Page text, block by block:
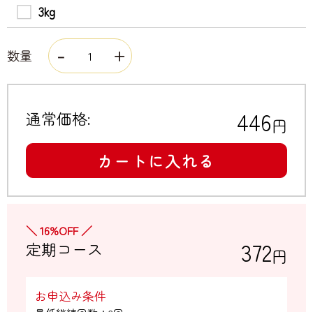
3kg
数量
通常価格: 446円
カートに入れる
＼ 16%OFF ／
定期コース 372円
お申込み条件